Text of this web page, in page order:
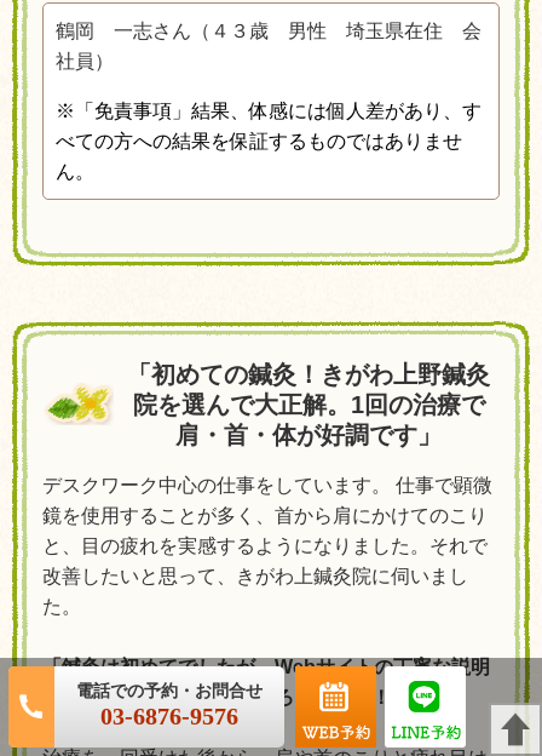
03-6876-9576
鶴岡 一志さん（４３ 歳 男性 埼玉県在住 会
社員）
※「免責事項」結果、体感には個人差があり、す
べての方への結果を保証するものではありませ
ん。
「初めての鍼灸！きがわ上野鍼灸
院を選んで大正解。1回の治療で
肩・首・体が好調です」
デスクワーク中心の仕事をしています。 仕事で顕微
鏡を使用することが多く、首から肩にかけてのこり
と、目の疲れを実感するようになりました。それで
改善したいと思って、きがわ上鍼灸院に伺いまし
た。
「鍼灸は初めてでしたが、Webサイトの丁寧な説明
に惹かれて行ってみたところ、大正解！！」